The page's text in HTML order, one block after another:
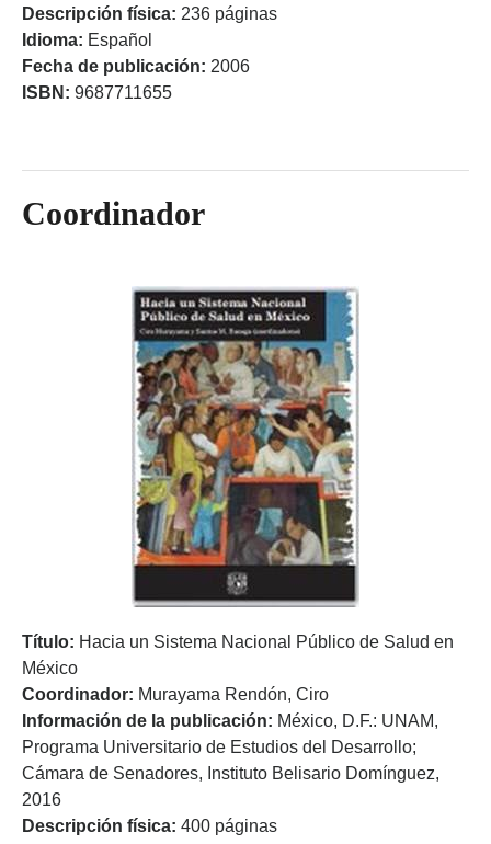
Descripción física: 236 páginas
Idioma: Español
Fecha de publicación: 2006
ISBN: 9687711655
Coordinador
Título: Hacia un Sistema Nacional Público de Salud en
México
Coordinador: Murayama Rendón, Ciro
Información de la publicación: México, D.F.: UNAM,
Programa Universitario de Estudios del Desarrollo;
Cámara de Senadores, Instituto Belisario Domínguez,
2016
Descripción física: 400 páginas